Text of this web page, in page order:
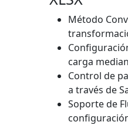
Método
carga
Control de
a través de
Soporte de